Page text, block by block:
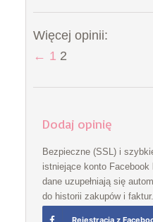
Więcej opinii:
← 1 2
Dodaj opinię
Bezpieczne (SSL) i
istniejące konto
dane uzupełniają się
do historii zakupów i faktur.
Rejestracja z